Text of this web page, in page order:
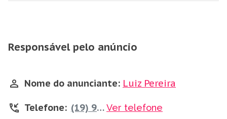
Responsável pelo anúncio
Nome do anunciante: Luiz Pereira
Telefone: (19) 98805-3582Ver telefone